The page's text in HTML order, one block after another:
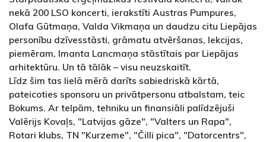
nekā 200 LSO koncerti, ierakstīti Austras Pumpures,
Olafa Gūtmaņa, Valda Vikmaņa un daudzu citu Liepājas
personību dzīvesstāsti, grāmatu atvēršanas, lekcijas,
piemēram, Imanta Lancmaņa stāstītais par Liepājas
arhitektūru. Un tā tālāk – visu neuzskaitīt.
Līdz šim tas lielā mērā darīts sabiedriskā kārtā,
pateicoties sponsoru un privātpersonu atbalstam, teic
Bokums. Ar telpām, tehniku un finansiāli palīdzējuši
Valērijs Kovaļs, "Latvijas gāze", "Valters un Rapa",
Rotari klubs, TN "Kurzeme", "Čilli pica", "Datorcentrs",